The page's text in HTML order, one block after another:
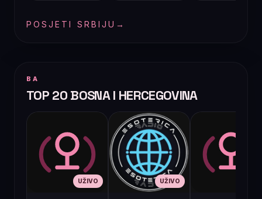
POSJETI SRBIJU →
BA
TOP 20 BOSNA I HERCEGOVINA
UŽIVO UŽIVO